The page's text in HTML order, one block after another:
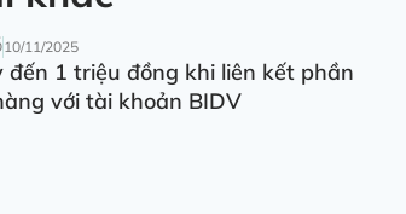
10/11/2025
đến 1 triệu đồng khi liên kết phần
với tài khoản BIDV